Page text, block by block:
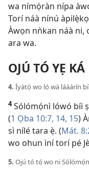
wa nímọ̀ràn nípa
Torí náà nínú
Àwọn nǹkan náà ni,
ara wa.
OJÚ TÓ YẸ
4. Ìyàtọ̀ wo ló wà láàárín
4Sólómọ́nì lówó bíi
(1 Ọba 10:7, 14, 15)
sì nílé tara ẹ̀. (Mát.
wo ohun ìní torí pé
5. Ojú tó tọ́ wo ni